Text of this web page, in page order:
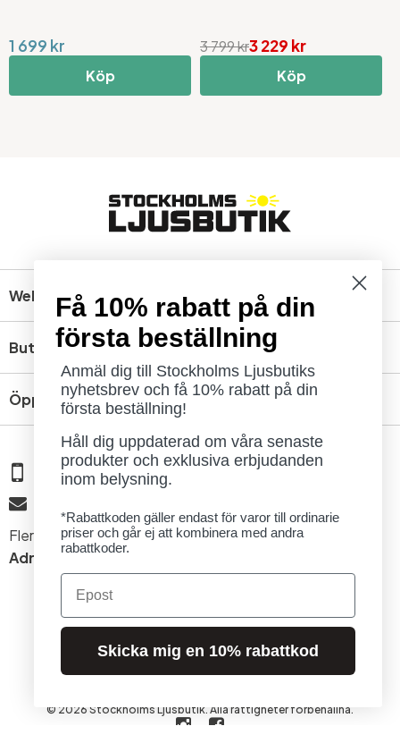
1 699 kr
Köp
3 229 kr
3 799 kr
Köp
Webbshop
Butik
Öppettider
08 - 654 29 00
Fler kontaktuppgifter »
Adress:Kungsholmsgatan 6, 112 27 Stockholm
© 2026 Stockholms Ljusbutik. Alla rättigheter förbehållna.
Få 10% rabatt på din
första beställning
Anmäl dig till Stockholms Ljusbutiks
nyhetsbrev och få 10% rabatt på din
första beställning!
Håll dig uppdaterad om våra senaste
produkter och exklusiva erbjudanden
inom belysning.
*Rabattkoden gäller endast för varor till ordinarie
priser och går ej att kombinera med andra
rabattkoder.
Email
Skicka mig en 10% rabattkod